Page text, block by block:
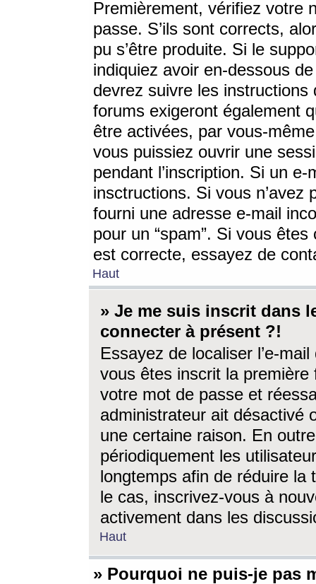
Premièrement, vérifiez votre
passe. S’ils sont corrects,
pu s’être produite. Si le
indiquiez avoir en-dessous
devrez suivre les
forums exigeront également
être activées, par vous-
vous puissiez ouvrir une
pendant l’inscription. Si un
insctructions. Si vous n’avez
fourni une adresse e-mail
pour un “spam”. Si vous
est correcte, essayez de
Haut
» Je me suis inscrit dans
connecter à présent ?!
Essayez de localiser l’e-
vous êtes inscrit la première
votre mot de passe et
administrateur ait désactivé
une certaine raison. En
périodiquement les
longtemps afin de réduire la
le cas, inscrivez-vous à
activement dans les
Haut
» Pourquoi ne puis-je pas